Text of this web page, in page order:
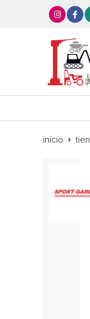
inicio